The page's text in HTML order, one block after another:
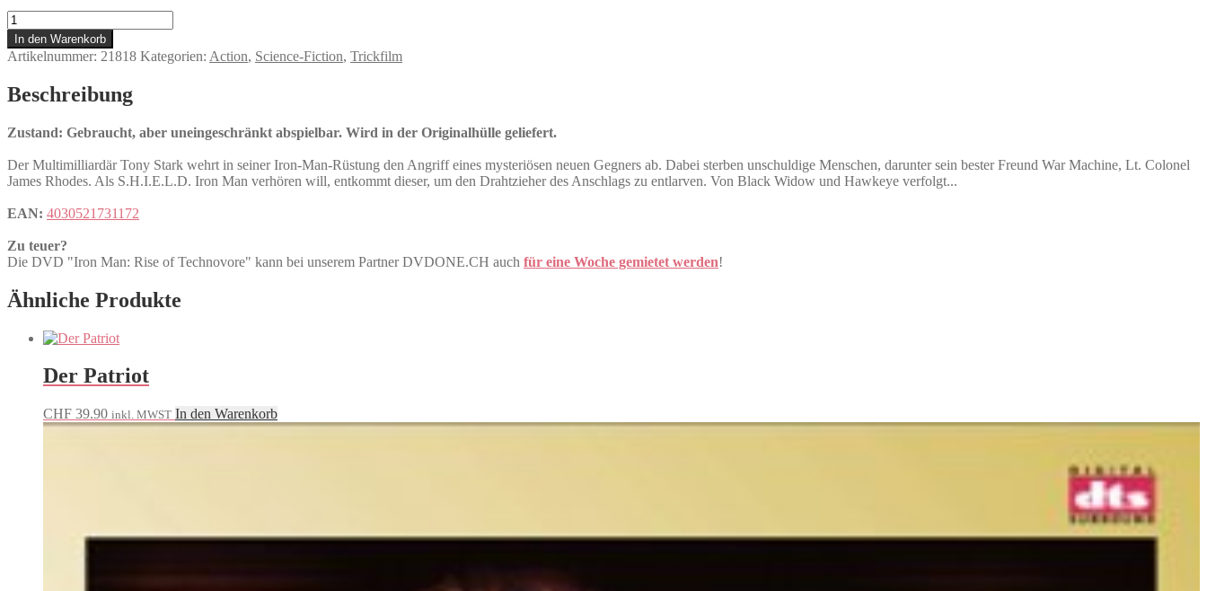
Iron
Man:
Rise
of
Menge
In den Warenkorb
Artikelnummer: 21818 Kategorien: Action, Science-Fiction, Trickfilm
Beschreibung
Zustand: Gebraucht, aber uneingeschränkt abspielbar. Wird in der Originalhülle geliefert.
Der Multimilliardär Tony Stark wehrt in seiner Iron-Man-Rüstung den Angriff eines mysteriösen neuen Gegners ab. Dabei sterben unschuldige Menschen, darunter sein bester Freund War Machine, Lt. Colonel
James Rhodes. Als S.H.I.E.L.D. Iron Man verhören will, entkommt dieser, um den Drahtzieher des Anschlags zu entlarven. Von Black Widow und Hawkeye verfolgt...
EAN: 4030521731172
Zu teuer?
Die DVD "Iron Man: Rise of Technovore" kann bei unserem Partner DVDONE.CH auch für eine Woche gemietet werden!
Ähnliche Produkte
Der Patriot
CHF 39.90 inkl. MWST In den Warenkorb